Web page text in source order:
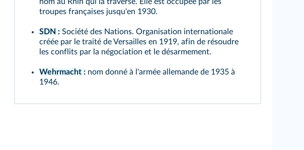
troupes françaises jusqu'en 1930.
SDN : Société des Nations. Organisation internationale
créée par le traité de Versailles en 1919, afin de résoudre
les conflits par la négociation et le désarmement.
Wehrmacht : nom donné à l'armée allemande de 1935 à
1946.